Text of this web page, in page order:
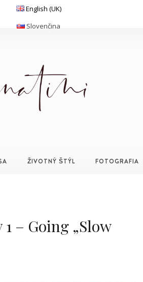
English (UK)
Slovenčina
ŽIVOTNÝ ŠTÝL FOTOGRAFIA
– Going „Slow